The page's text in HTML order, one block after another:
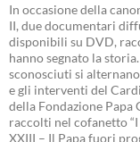
In occasione della
II, due documentari
disponibili su DVD,
hanno segnato la
sconosciuti si
e gli interventi del
della Fondazione Papa
raccolti nel cofanetto “I
XXIII – Il Papa fuori